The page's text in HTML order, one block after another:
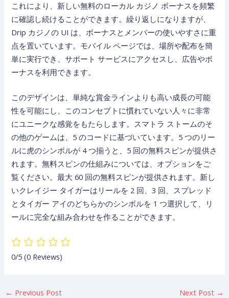
これにより、新しい無料のローカル カジノ ボーナスを頻繁
に確認し続けることができます。繰り返しになりますが、
Drip カジノの UI は、ボーナスとメンバーの使いやすさに重
点を置いています。モバイル ページでは、場所や配布を簡
単に実行でき、サポート サービスにアクセスし、広告やボ
ーナスを利用できます。
このデザインは、単純な賞金ラインよりも高い成長の可能
性を可能にし、このコンセプトに慣れていない人々に非常
にユニークな感覚をもたらします。スマトラ ストームのそ
の他のゲームは、5 のコードに基づいています。5 つのリー
ルに虎のシンボルが 4 つ揃うと、5 回の無料スピンが提供さ
れます。無料スピンの仕組みについては、オプションをご
覧ください。最大 60 回の無料スピンが提供されます。新し
いクレイジー タイガーはリールを 2 回、3 回、スプレッド
とタイガー アイのどちらかのシンボルを 1 つ選択して、リ
ールに完全な組み合わせを作ることができます。
0/5(0 Reviews)
← Previous Post Next Post →